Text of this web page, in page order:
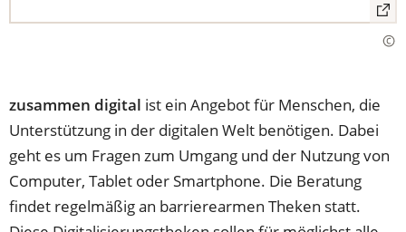
zusammen digital ist ein Angebot für Menschen, die
Unterstützung in der digitalen Welt benötigen. Dabei
geht es um Fragen zum Umgang und der Nutzung von
Computer, Tablet oder Smartphone. Die Beratung
findet regelmäßig an barrierearmen Theken statt.